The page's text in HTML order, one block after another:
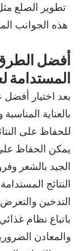
تطوير الصلع
هذه الجوانب
أفضل
المستدامة
بعد اختيار أفضل
بالعناية
للحفاظ على
يمكن الحفاظ على
الجيد بالشعر
النتائج
التدخين
باتباع نظام
والمعادن